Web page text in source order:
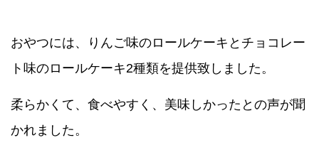
おやつには、りんご味のロールケーキとチョコレー
ト味のロールケーキ2種類を提供致しました。
柔らかくて、食べやすく、美味しかったとの声が聞
かれました。